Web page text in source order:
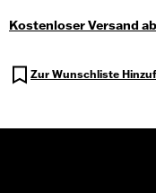
Kostenloser Versand
Zur Wunschliste